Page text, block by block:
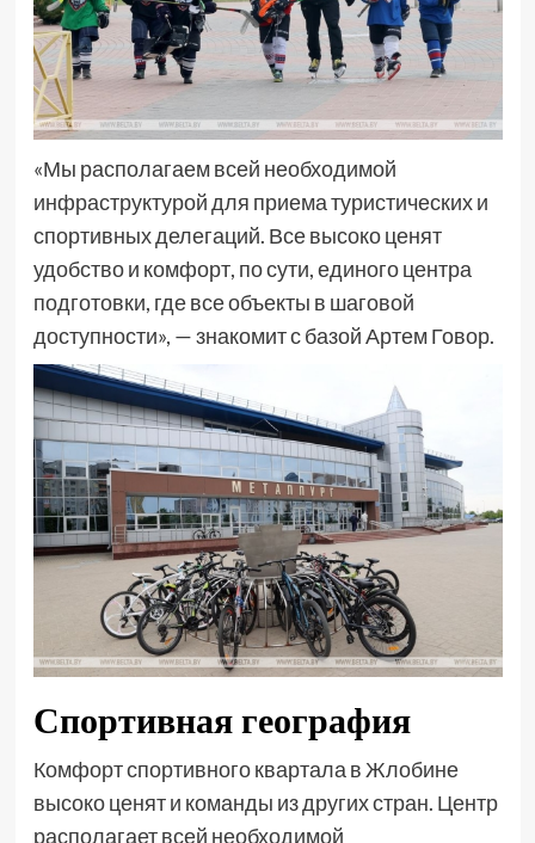
«Мы располагаем всей необходимой
инфраструктурой для приема туристических и
спортивных делегаций. Все высоко ценят
удобство и комфорт, по сути, единого центра
подготовки, где все объекты в шаговой
доступности», — знакомит с базой Артем Говор.
Спортивная география
Комфорт спортивного квартала в Жлобине
высоко ценят и команды из других стран. Центр
располагает всей необходимой